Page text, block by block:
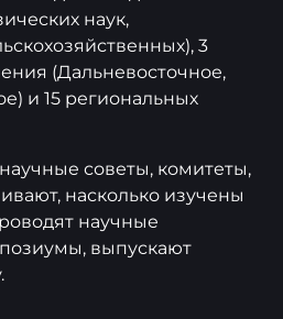
наук,
3
(Дальневосточное,
и 15 региональных
советы, комитеты,
насколько изучены
научные
выпускают